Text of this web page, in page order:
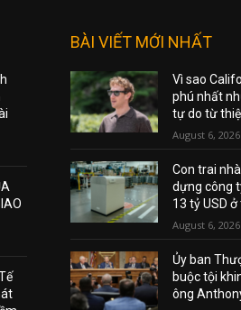
BÀI VIẾT MỚI NHẤT
Vì sao
phú nhất
tự do từ
August 6, 2026
Con trai
dựng công
13 tỷ USD
August 6, 2026
Ủy ban
buộc tội
ông